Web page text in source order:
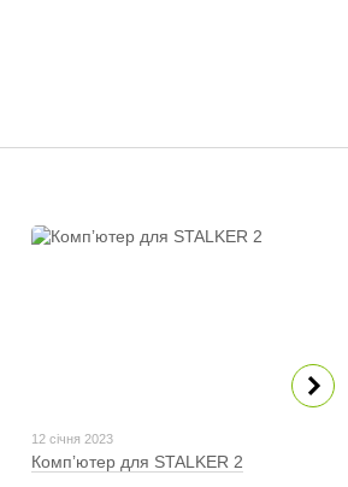
12 січня 2023
Компʼютер для STALKER 2